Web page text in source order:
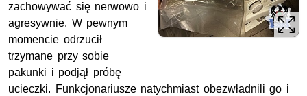
zachowywać się nerwowo i
agresywnie. W pewnym
momencie odrzucił
trzymane przy sobie
pakunki i podjął próbę
ucieczki. Funkcjonariusze natychmiast obezwładnili go i